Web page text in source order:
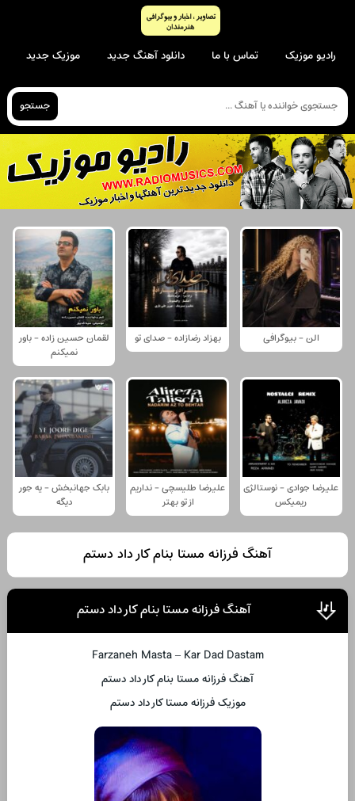
رادیو موزیک تماس با ما دانلود آهنگ جدید موزیک جدید
جستجو
الن - بیوگرافی بهزاد رضازاده - صدای تو
لقمان حسین زاده - باور
نمیکنم
علیرضا جوادی - نوستالژی
ریمیکس
علیرضا طلیسچی - نداریم
از تو بهتر
بابک جهانبخش - یه جور
دیگه
آهنگ فرزانه مستا بنام کار داد دستم
آهنگ فرزانه مستا بنام کار داد دستم
Farzaneh Masta – Kar Dad Dastam
آهنگ فرزانه مستا بنام کار داد دستم
موزیک فرزانه مستا کار داد دستم